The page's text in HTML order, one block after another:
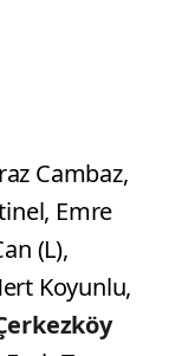
Cambaz,
Emre
(L),
Koyunlu,